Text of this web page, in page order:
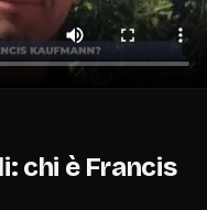
chi è Francis